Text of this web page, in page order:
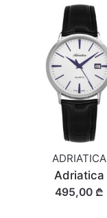
ADRIATICA
Adriatica
495,00 ₾